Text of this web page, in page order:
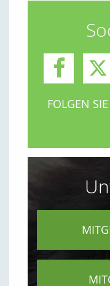
FOLGEN